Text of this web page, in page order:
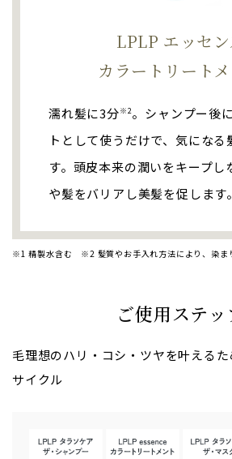
LPLP エッセン
カラートリート
濡れ髪に3分※2。シャンプー後
トとして使うだけで、気になる
す。頭皮本来の潤いをキープし
や髪をバリアし美髪を促します。
※1 精製水含む ※2 髪質やお手入れ方法により、染ま
ご使用ステッ
毛理想のハリ・コシ・ツヤを叶える
サイクル